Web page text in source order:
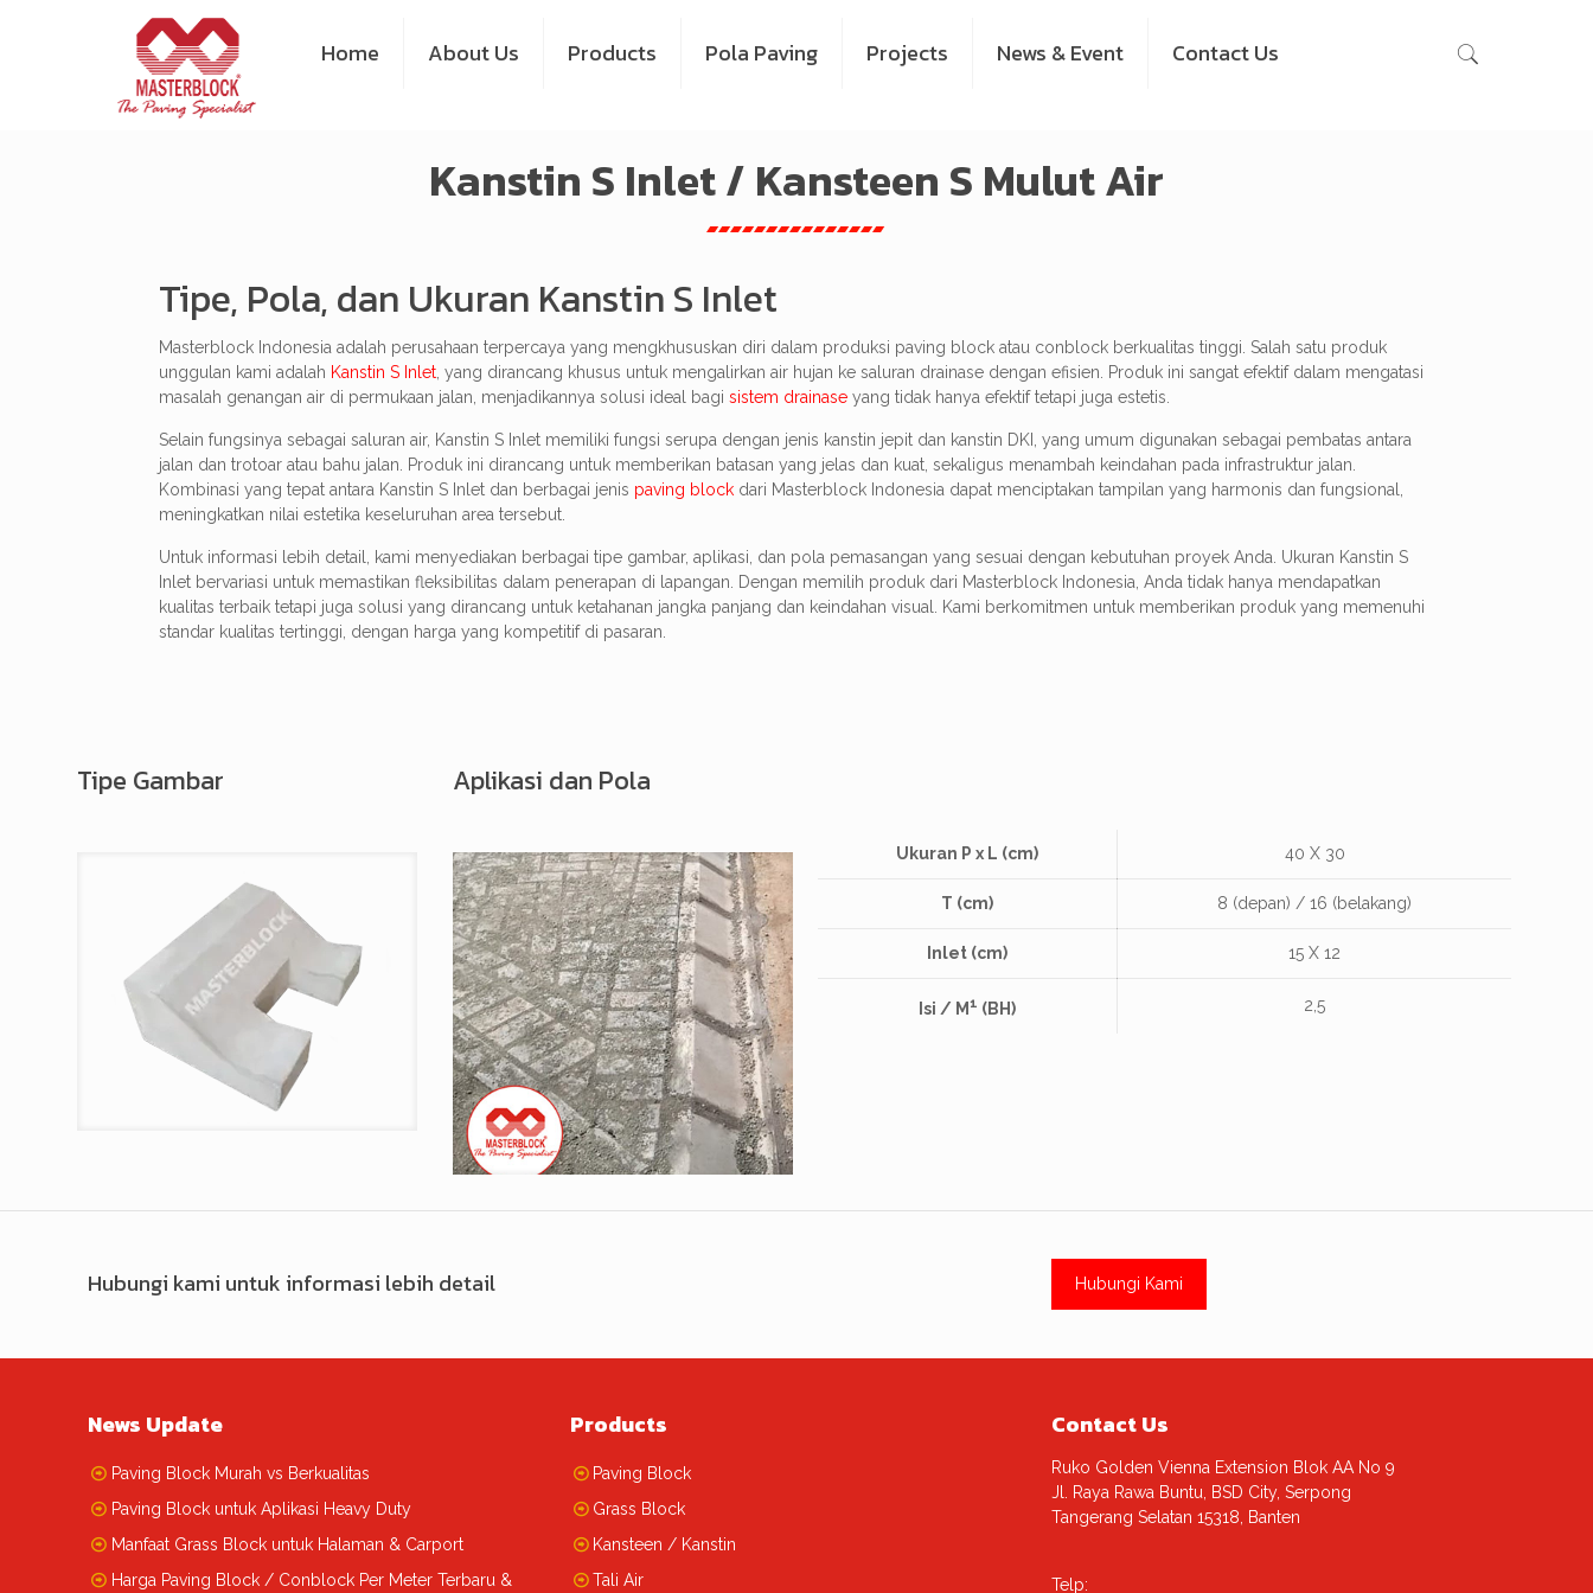
Home About Us Products Pola Paving Projects News & Event Contact Us
Kanstin S Inlet / Kansteen S Mulut Air
Tipe, Pola, dan Ukuran Kanstin S Inlet
Masterblock Indonesia adalah perusahaan terpercaya yang mengkhususkan diri dalam produksi paving block atau conblock berkualitas tinggi. Salah satu produk
unggulan kami adalah Kanstin S Inlet, yang dirancang khusus untuk mengalirkan air hujan ke saluran drainase dengan efisien. Produk ini sangat efektif dalam mengatasi
masalah genangan air di permukaan jalan, menjadikannya solusi ideal bagi sistem drainaseyang tidak hanya efektif tetapi juga estetis.
Selain fungsinya sebagai saluran air, Kanstin S Inlet memiliki fungsi serupa dengan jenis kanstin jepit dan kanstin DKI, yang umum digunakan sebagai pembatas antara
jalan dan trotoar atau bahu jalan. Produk ini dirancang untuk memberikan batasan yang jelas dan kuat, sekaligus menambah keindahan pada infrastruktur jalan.
Kombinasi yang tepat antara Kanstin S Inlet dan berbagai jenis paving blockdari Masterblock Indonesia dapat menciptakan tampilan yang harmonis dan fungsional,
meningkatkan nilai estetika keseluruhan area tersebut.
Untuk informasi lebih detail, kami menyediakan berbagai tipe gambar, aplikasi, dan pola pemasangan yang sesuai dengan kebutuhan proyek Anda. Ukuran Kanstin S
Inlet bervariasi untuk memastikan fleksibilitas dalam penerapan di lapangan. Dengan memilih produk dari Masterblock Indonesia, Anda tidak hanya mendapatkan
kualitas terbaik tetapi juga solusi yang dirancang untuk ketahanan jangka panjang dan keindahan visual. Kami berkomitmen untuk memberikan produk yang memenuhi
standar kualitas tertinggi, dengan harga yang kompetitif di pasaran.
Tipe Gambar Aplikasi dan Pola
Ukuran P x L (cm) 40 X 30
T (cm) 8 (depan) / 16 (belakang)
Inlet (cm) 15 X 12
Isi / M1 (BH) 2,5
Hubungi kami untuk informasi lebih detail Hubungi Kami
News Update
Paving Block Murah vs Berkualitas
Paving Block untuk Aplikasi Heavy Duty
Manfaat Grass Block untuk Halaman & Carport
Harga Paving Block / Conblock Per Meter Terbaru &
Products
Paving Block
Grass Block
Kansteen / Kanstin
Tali Air
Contact Us
Ruko Golden Vienna Extension Blok AA No 9
Jl. Raya Rawa Buntu, BSD City, Serpong
Tangerang Selatan 15318, Banten
Telp: